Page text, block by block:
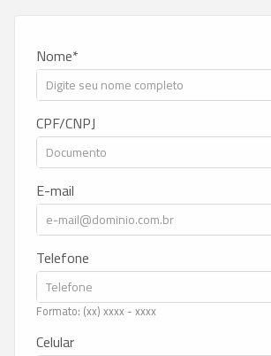
Nome
CPF/CNPJ
E-mail
Telefone
Formato: (xx) xxxx - xxxx
Celular